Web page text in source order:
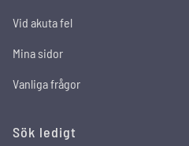
Vid akuta fel
Mina sidor
Vanliga frågor
Sök ledigt